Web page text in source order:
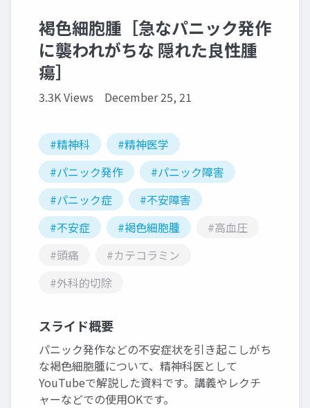
褐色細胞腫［急なパニック発作
に襲われがちな 隠れた良性腫
瘍］
3.3K Views December 25, 21
#精神科
#精神医学
#パニック発作
#パニック障害
#パニック症
#不安障害
#不安症
#褐色細胞腫
#高血圧
#頭痛
#カテコラミン
#外科的切除
スライド概要
パニック発作などの不安症状を引き起こしがち
な褐色細胞腫について、精神科医として
YouTubeで解説した資料です。講義やレクチ
ャーなどでの使用OKです。